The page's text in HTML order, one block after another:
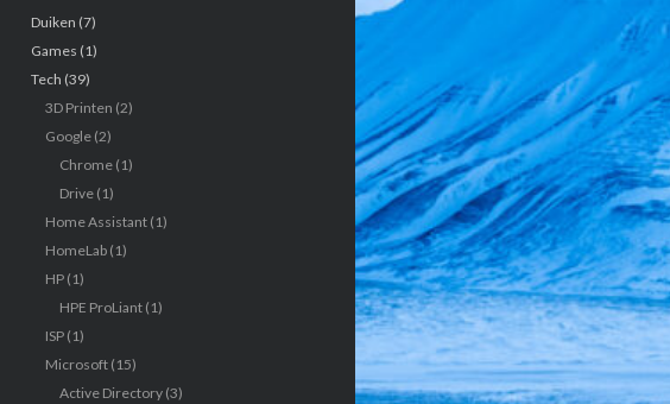
Duiken (7)
Games (1)
Tech (39)
3D Printen (2)
Google(2)
Chrome(1)
Drive(1)
Home Assistant(1)
HomeLab(1)
HP(1)
HPE ProLiant(1)
ISP(1)
Microsoft(15)
Active Directory(3)